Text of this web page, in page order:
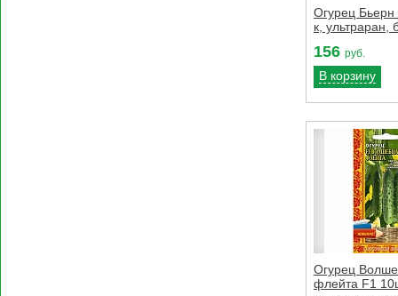
Огурец
к, ультраран,
156 руб.
В корзину
Огурец
флейта F1